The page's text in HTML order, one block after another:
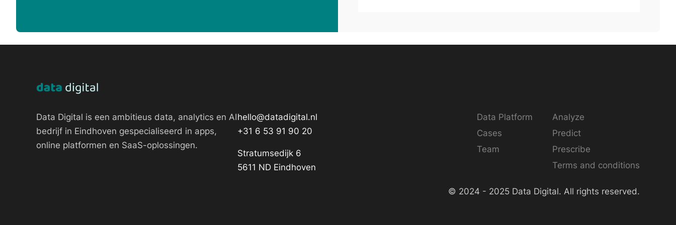
Data Digital is een ambitieus data, analytics en AI
bedrijf in Eindhoven gespecialiseerd in apps,
online platformen en SaaS-oplossingen.
hello@datadigital.nl
+31 6 53 91 90 20
Stratumsedijk 6
5611 ND Eindhoven
Data Platform
Cases
Team
Analyze
Predict
Prescribe
Terms and conditions
© 2024 - 2025 Data Digital. All rights reserved.